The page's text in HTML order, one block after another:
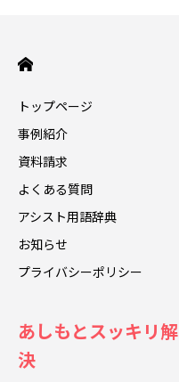
トップページ
事例紹介
資料請求
よくある質問
アシスト用語辞典
お知らせ
プライバシーポリシー
あしもとスッキリ解
決